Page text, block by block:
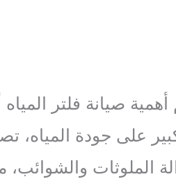
أهمية صيانة فلتر
على جودة المياه،
الملوثات